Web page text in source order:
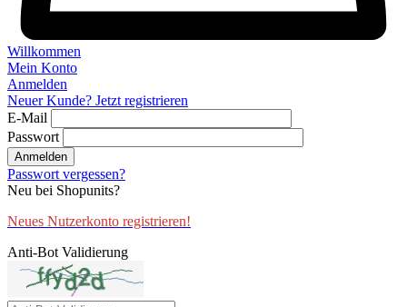
Willkommen
Mein Konto
Anmelden
Neuer Kunde? Jetzt registrieren
E-Mail
Passwort
Anmelden
Passwort vergessen?
Neu bei Shopunits?
Neues Nutzerkonto registrieren!
Anti-Bot Validierung